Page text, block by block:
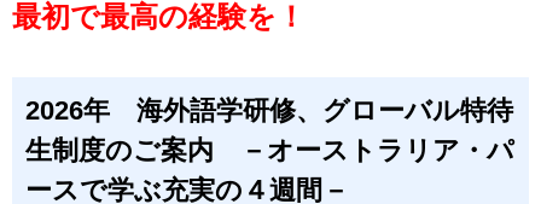
最初で最高の経験を！
2026年 海外語学研修、グローバル特待
生制度のご案内 －オーストラリア・パ
ースで学ぶ充実の４週間－